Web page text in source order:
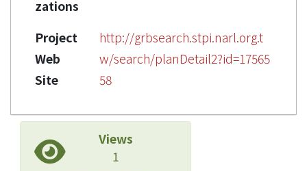
zations
Project
Web
Site
http://grbsearch.stpi.narl.org.t
w/search/planDetail2?id=17565
58
Views
1